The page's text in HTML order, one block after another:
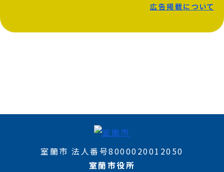
広告掲載について
室蘭市 法人番号8000020012050
室蘭市役所